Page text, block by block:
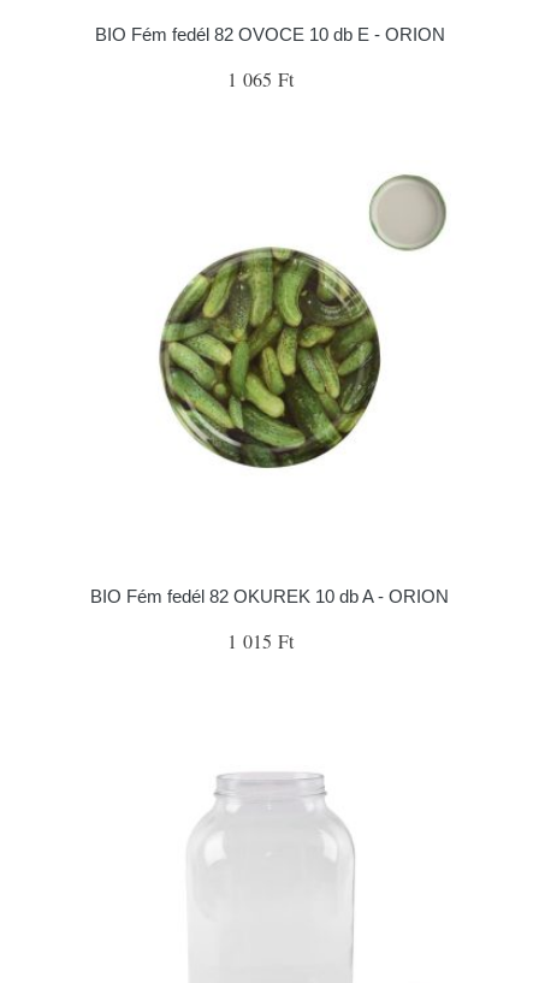
BIO Fém fedél 82 OVOCE 10 db E - ORION
1 065 Ft
BIO Fém fedél 82 OKUREK 10 db A - ORION
1 015 Ft